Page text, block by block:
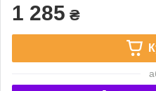
1 285 ₴